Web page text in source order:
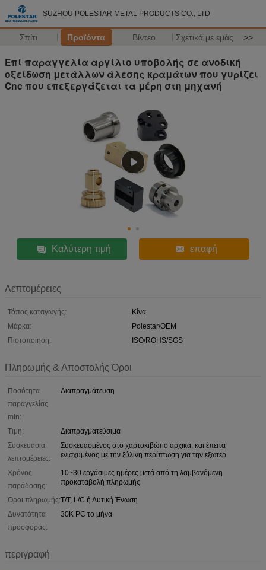
SUZHOU POLESTAR METAL PRODUCTS CO., LTD
Σπίτι Προϊόντα Βίντεο Σχετικά με εμάς >>
Επί παραγγελία αργίλιο υποβολής σε ανοδική
οξείδωση μετάλλων άλεσης κραμάτων που γυρίζει
Cnc που επεξεργάζεται τα μέρη στη μηχανή
Καλύτερη τιμή επαφή
Λεπτομέρειες
Τόπος καταγωγής:
Κίνα
Μάρκα:
Polestar/OEM
Πιστοποίηση:
ISO/ROHS/SGS
Πληρωμής & Αποστολής Όροι
Ποσότητα
παραγγελίας
min:
Διαπραγμάτευση
Τιμή:
Διαπραγματεύσιμα
Συσκευασία
λεπτομέρειες:
Συσκευασμένος στο χαρτοκιβώτιο αρχικά, και έπειτα
ενισχυμένος με την ξύλινη περίπτωση για την εξωτερ
Χρόνος
παράδοσης:
10~30 εργάσιμες ημέρες μετά από τη λαμβανόμενη
προκαταβολή πληρωμής
Όροι πληρωμής:T/T, L/C ή Δυτική Ένωση
Δυνατότητα
προσφοράς:
30K PC το μήνα
περιγραφή